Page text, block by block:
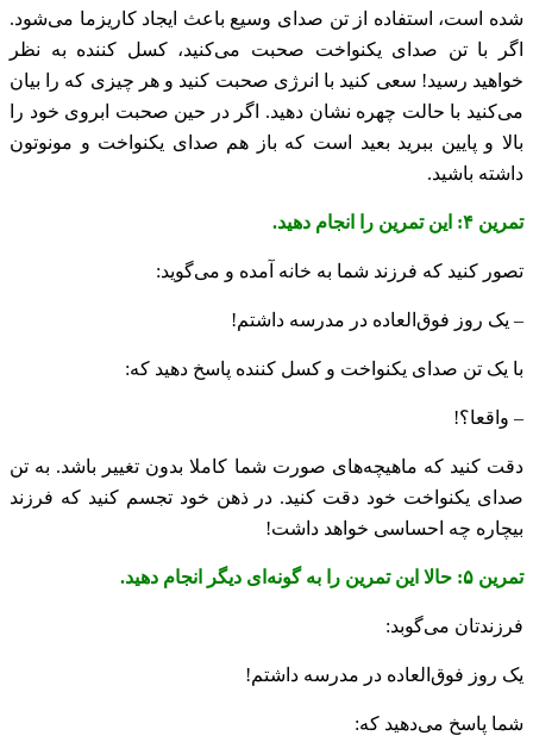
شده است، استفاده از تن‌ صدای وسیع باعث ایجاد کاریزما می‌شود.
اگر با تن صدای یکنواخت صحبت می‌کنید، کسل کننده به نظر
خواهید رسید! سعی کنید با انرژی صحبت کنید و هر چیزی که را بیان
می‌کنید با حالت چهره نشان دهید. اگر در حین صحبت ابروی خود را
بالا و پایین ببرید بعید است که باز هم صدای یکنواخت و مونوتون
داشته باشید.
تمرین ۴: این تمرین را انجام دهید.
تصور کنید که فرزند شما به خانه آمده و می‌گوید:
– یک روز فوق‌العاده در مدرسه داشتم!
با یک تن صدای یکنواخت و کسل کننده پاسخ دهید که:
– واقعا؟!
دقت کنید که ماهیچه‌های صورت شما کاملا بدون تغییر باشد. به تن
صدای یکنواخت خود دقت کنید. در ذهن خود تجسم کنید که فرزند
بیچاره چه احساسی خواهد داشت!
تمرین ۵: حالا این تمرین را به گونه‌ای دیگر انجام دهید.
فرزندتان می‌گوبد:
یک روز فوق‌العاده در مدرسه داشتم!
شما پاسخ می‌دهید که: